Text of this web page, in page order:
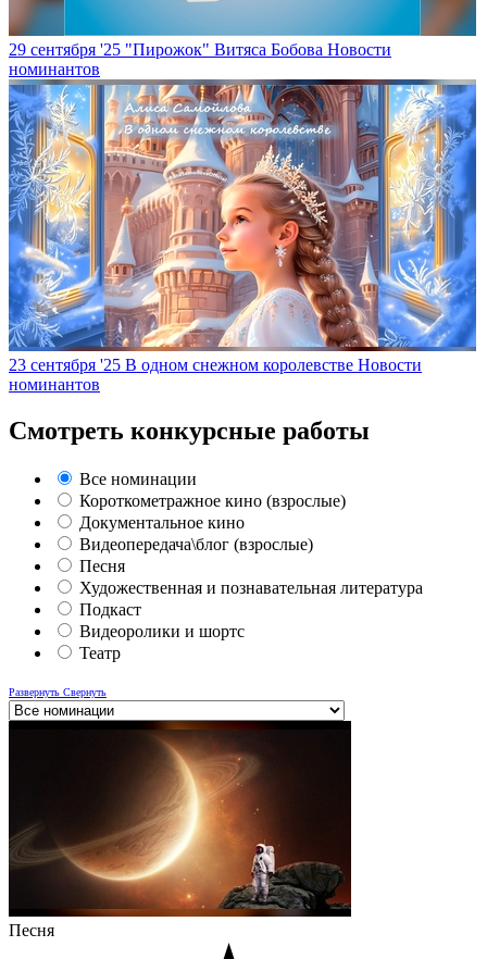
29 сентября '25 "Пирожок" Витяса Бобова Новости
номинантов
23 сентября '25 В одном снежном королевстве Новости
номинантов
Смотреть конкурсные работы
Все номинации
Короткометражное кино (взрослые)
Документальное кино
Видеопередача\блог (взрослые)
Песня
Художественная и познавательная литература
Подкаст
Видеоролики и шортс
Театр
Развернуть Свернуть
Песня